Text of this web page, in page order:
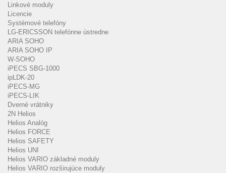
Linkové moduly
Licencie
Systémové telefóny
LG-ERICSSON telefónne ústredne
ARIA SOHO
ARIA SOHO IP
W-SOHO
iPECS SBG-1000
ipLDK-20
iPECS-MG
iPECS-LIK
Dverné vrátniky
2N Helios
Helios Analóg
Helios FORCE
Helios SAFETY
Helios UNI
Helios VARIO základné moduly
Helios VARIO rozširujúce moduly